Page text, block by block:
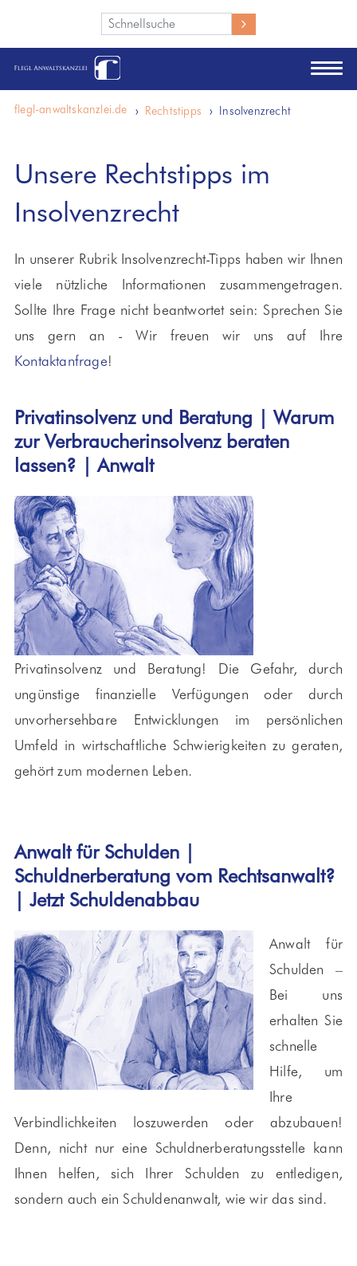
Wie können wir Ihnen helfen?
flegl-anwaltskanzlei.de Rechtstipps Insolvenzrecht
Unsere Rechtstipps im
Insolvenzrecht
In unserer Rubrik Insolvenzrecht-Tipps haben wir Ihnen
viele nützliche Informationen zusammengetragen.
Sollte Ihre Frage nicht beantwortet sein: Sprechen Sie
uns gern an - Wir freuen wir uns auf Ihre
Kontaktanfrage!
Privatinsolvenz und Beratung | Warum
zur Verbraucherinsolvenz beraten
lassen? | Anwalt
Privatinsolvenz und Beratung! Die Gefahr, durch
ungünstige finanzielle Verfügungen oder durch
unvorhersehbare Entwicklungen im persönlichen
Umfeld in wirtschaftliche Schwierigkeiten zu geraten,
gehört zum modernen Leben.
Anwalt für Schulden |
Schuldnerberatung vom Rechtsanwalt?
| Jetzt Schuldenabbau
Anwalt für
Schulden –
Bei uns
erhalten Sie
schnelle
Hilfe, um
Ihre
Verbindlichkeiten loszuwerden oder abzubauen!
Denn, nicht nur eine Schuldnerberatungsstelle kann
Ihnen helfen, sich Ihrer Schulden zu entledigen,
sondern auch ein Schuldenanwalt, wie wir das sind.